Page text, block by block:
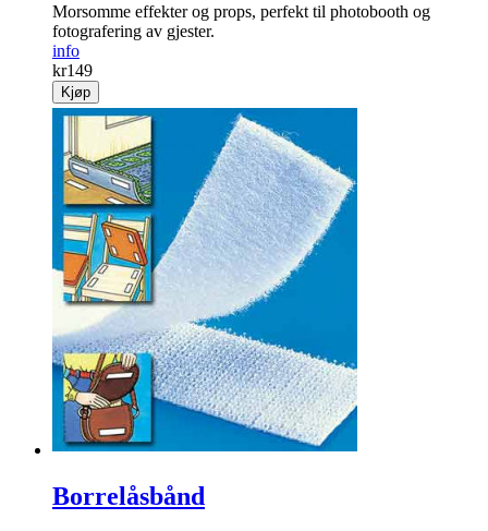
Morsomme effekter og props, perfekt til photobooth og
fotografering av gjester.
info
kr149
Kjøp
Borrelåsbånd